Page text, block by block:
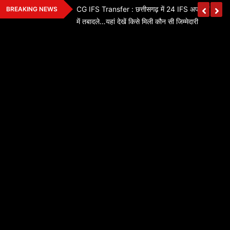
Skip
to
BREAKING NEWS
जगह पति नहीं संभाल
जारी यहां देखें
CG IFS Transfer : छत्तीसगढ़ में 24 IFS अफसरों का
में तबादले…यहां देखें किसे मिली कौन सी जिम्मेदारी